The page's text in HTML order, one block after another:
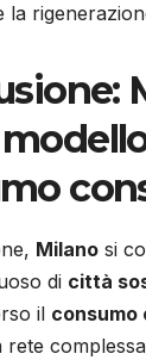
la
Milano si
di città
il consumo